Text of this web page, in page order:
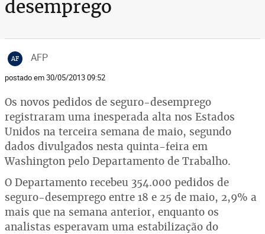
desemprego
AF AFP
postado em 30/05/2013 09:52
Os novos pedidos de seguro-desemprego
registraram uma inesperada alta nos Estados
Unidos na terceira semana de maio, segundo
dados divulgados nesta quinta-feira em
Washington pelo Departamento de Trabalho.
O Departamento recebeu 354.000 pedidos de
seguro-desemprego entre 18 e 25 de maio, 2,9% a
mais que na semana anterior, enquanto os
analistas esperavam uma estabilização do